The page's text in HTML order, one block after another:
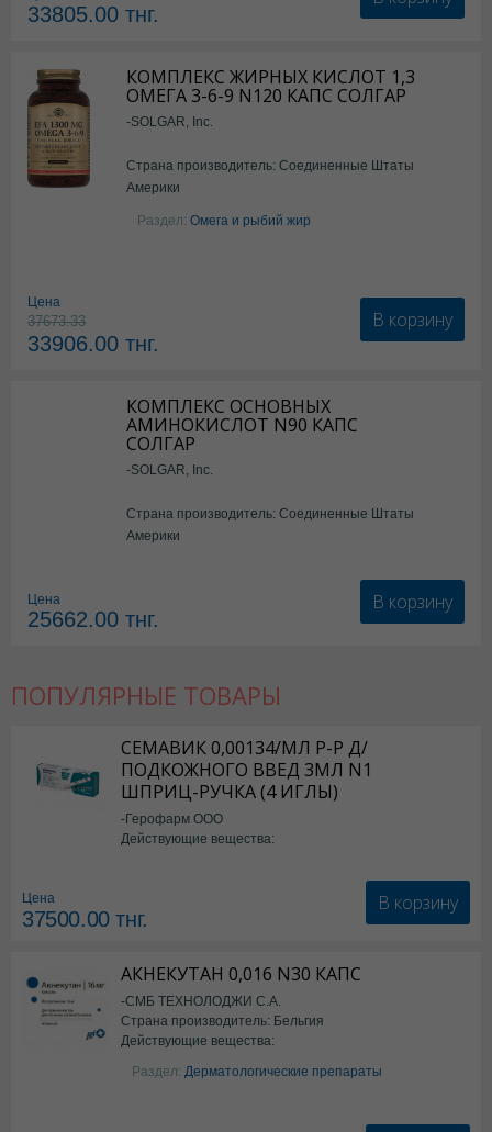
33805.00 тнг.
КОМПЛЕКС ЖИРНЫХ КИСЛОТ 1,3
ОМЕГА 3-6-9 N120 КАПС СОЛГАР
-SOLGAR, Inc.
Страна производитель: Соединенные Штаты
Америки
Раздел: Омега и рыбий жир
Цена
37673.33
33906.00 тнг.
В корзину
КОМПЛЕКС ОСНОВНЫХ
АМИНОКИСЛОТ N90 КАПС
СОЛГАР
-SOLGAR, Inc.
Страна производитель: Соединенные Штаты
Америки
Цена
25662.00 тнг.
В корзину
ПОПУЛЯРНЫЕ ТОВАРЫ
СЕМАВИК 0,00134/МЛ Р-Р Д/
ПОДКОЖНОГО ВВЕД 3МЛ N1
ШПРИЦ-РУЧКА (4 ИГЛЫ)
-Герофарм ООО
Действующие вещества:
Цена
37500.00тнг.
В корзину
АКНЕКУТАН 0,016 N30 КАПС
-СМБ ТЕХНОЛОДЖИ С.А.
Страна производитель: Бельгия
Действующие вещества:
Изотретиноин
Раздел: Дерматологические препараты